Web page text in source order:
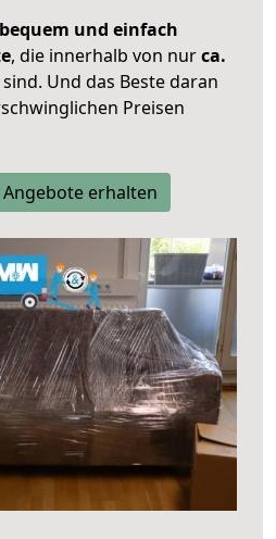
und einfach
, die innerhalb von nurca.
Und das Beste daran
Preisen
erhalten